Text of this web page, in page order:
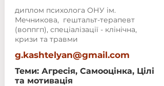
диплом психолога ОНУ ім.
Мечникова, гештальт-терапевт
(воппгп), спеціалізації - клінічна,
кризи та травми
g.kashtelyan@gmail.com
Теми: Агресія, Самооцінка, Цілі
та мотивація